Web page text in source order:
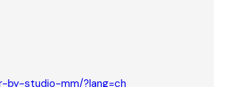
by-studio-mm/?lang=ch